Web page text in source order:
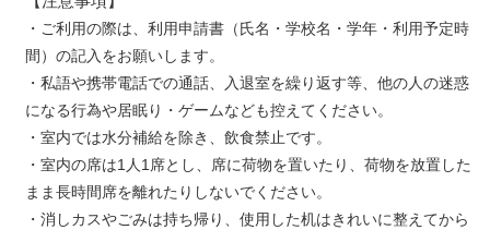
・ご利用の際は、利用申請書（氏名・学校名・学年・利用予定時
間）の記入をお願いします。
・私語や携帯電話での通話、入退室を繰り返す等、他の人の迷惑
になる行為や居眠り・ゲームなども控えてください。
・室内では水分補給を除き、飲食禁止です。
・室内の席は1人1席とし、席に荷物を置いたり、荷物を放置した
まま長時間席を離れたりしないでください。
・消しカスやごみは持ち帰り、使用した机はきれいに整えてから